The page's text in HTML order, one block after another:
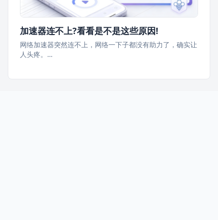
加速器连不上?看看是不是这些原因!
网络加速器突然连不上，网络一下子都没有助力了，确实让
人头疼。…